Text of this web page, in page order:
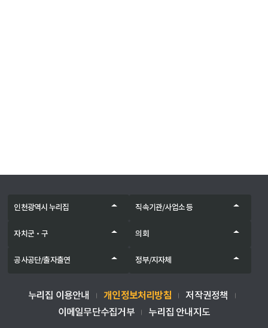
인천광역시 누리집 직속기관/사업소 등
자치군‧구 의회
공사공단/출자출연 정부/지자체
누리집 이용안내 개인정보처리방침
저작권정책
이메일무단수집거부
누리집 안내지도